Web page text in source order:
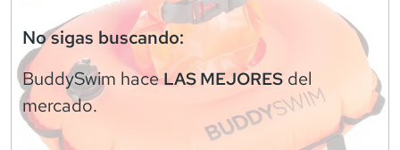
No sigas buscando:
BuddySwim haceLAS MEJORES del
mercado.